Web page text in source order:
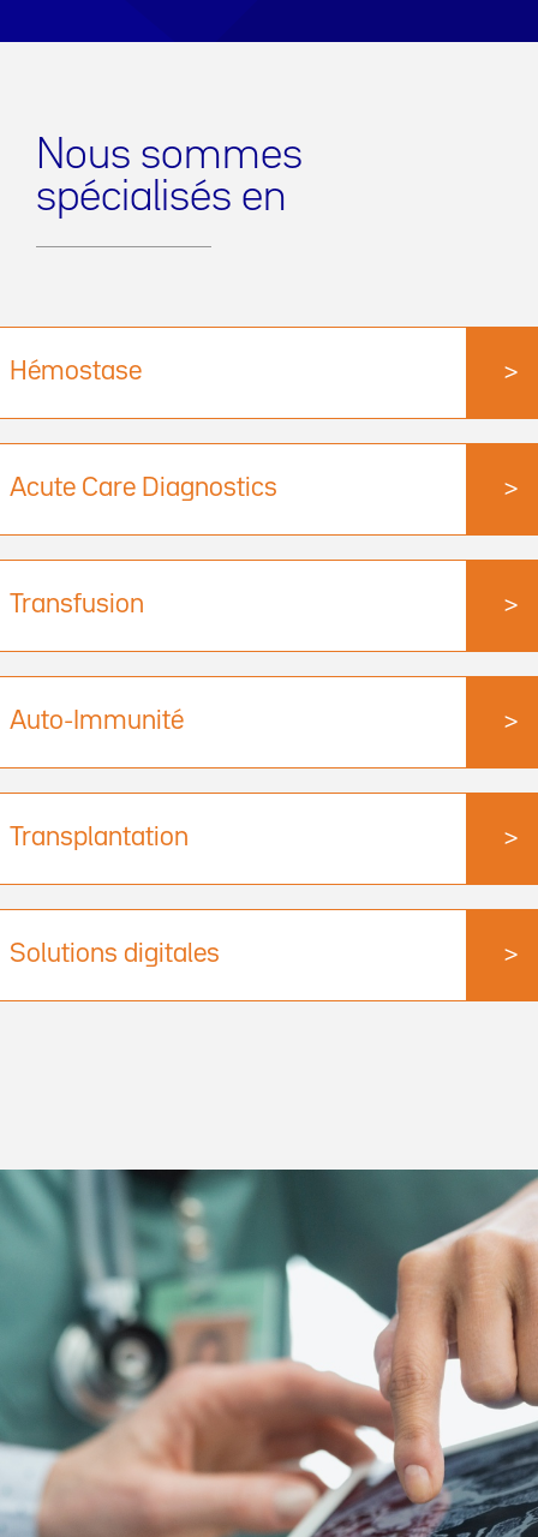
Nous sommes
spécialisés en
Hémostase >
Acute Care Diagnostics >
Transfusion >
Auto-Immunité >
Transplantation >
Solutions digitales >